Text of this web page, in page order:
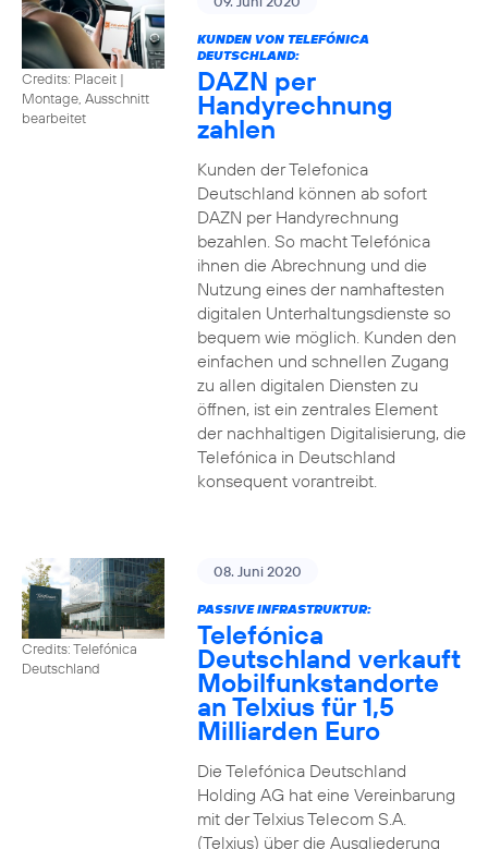
Credits: Placeit |
Montage, Ausschnitt
bearbeitet
KUNDEN VON TELEFÓNICA
DEUTSCHLAND:
DAZN per
Handyrechnung
zahlen
Kunden der Telefonica
Deutschland können ab sofort
DAZN per Handyrechnung
bezahlen. So macht Telefónica
ihnen die Abrechnung und die
Nutzung eines der namhaftesten
digitalen Unterhaltungsdienste so
bequem wie möglich. Kunden den
einfachen und schnellen Zugang
zu allen digitalen Diensten zu
öffnen, ist ein zentrales Element
der nachhaltigen Digitalisierung, die
Telefónica in Deutschland
konsequent vorantreibt.
Credits: Telefónica
Deutschland
08. Juni 2020
PASSIVE INFRASTRUKTUR:
Telefónica
Deutschland verkauft
Mobilfunkstandorte
an Telxius für 1,5
Milliarden Euro
Die Telefónica Deutschland
Holding AG hat eine Vereinbarung
mit der Telxius Telecom S.A.
(Telxius) über die Ausgliederung